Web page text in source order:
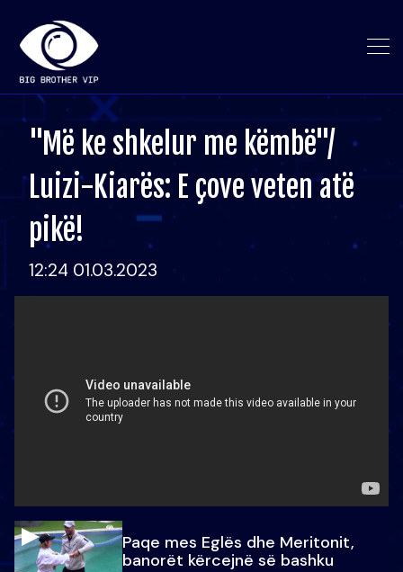
"Më ke shkelur me këmbë"/
Luizi-Kiarës: E çove veten atë
pikë!
12:24 01.03.2023
Paqe mes Eglës dhe Meritonit,
banorët kërcejnë së bashku